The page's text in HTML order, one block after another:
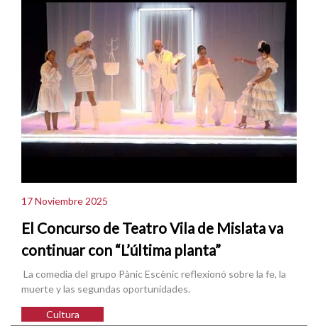
17 Noviembre 2025
El Concurso de Teatro Vila de Mislata va
continuar con “L’última planta”
La comedia del grupo Pànic Escènic reflexionó sobre la fe, la
muerte y las segundas oportunidades.
Cultura